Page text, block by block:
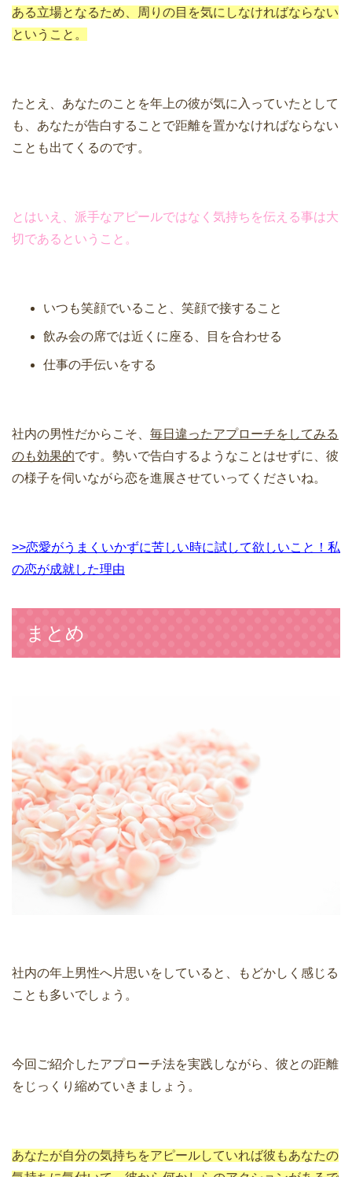
ある立場となるため、周りの目を気にしなければならない
ということ。
たとえ、あなたのことを年上の彼が気に入っていたとして
も、あなたが告白することで距離を置かなければならない
ことも出てくるのです。
とはいえ、派手なアピールではなく気持ちを伝える事は大
切であるということ。
いつも笑顔でいること、笑顔で接すること
飲み会の席では近くに座る、目を合わせる
仕事の手伝いをする
社内の男性だからこそ、 毎日違ったアプローチをしてみる
のも効果的です。勢いで告白するようなことはせずに、彼
の様子を伺いながら恋を進展させていってくださいね。
>>恋愛がうまくいかずに苦しい時に試して欲しいこと！私
の恋が成就した理由
まとめ
社内の年上男性へ片思いをしていると、もどかしく感じる
ことも多いでしょう。
今回ご紹介したアプローチ法を実践しながら、彼との距離
をじっくり縮めていきましょう。
あなたが自分の気持ちをアピールしていれば彼もあなたの